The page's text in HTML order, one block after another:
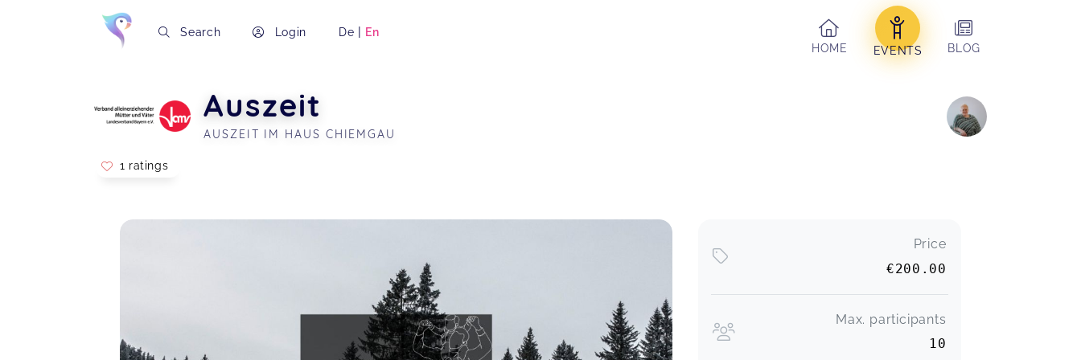
Search Login De | En
HOME
EVENTS BLOG
Auszeit
AUSZEIT IM HAUS CHIEMGAU
Soon you will learn more about me here...
1 ratings
Price
€200.00
Max. participants
10